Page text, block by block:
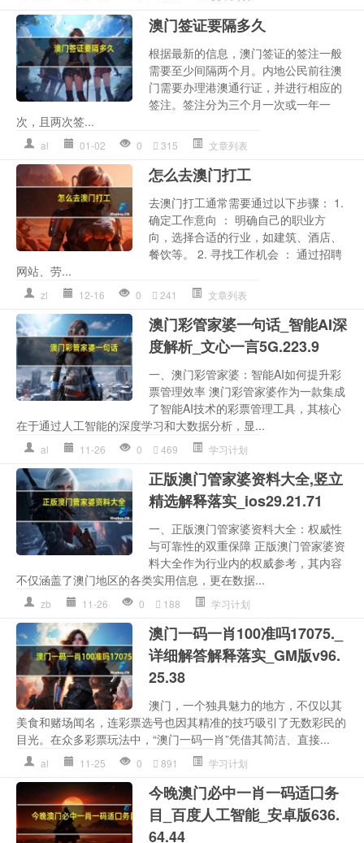
澳门签证要隔多久
根据最新的信息，澳门签证的签注一般
需要至少间隔两个月。内地公民前往澳
门需要办理港澳通行证，并进行相应的
签注。签注分为三个月一次或一年一
次，且两次签...
al 01-02 0 315 文章列表
怎么去澳门打工
去澳门打工通常需要通过以下步骤： 1.
确定工作意向 ： 明确自己的职业方
向，选择合适的行业，如建筑、酒店、
餐饮等。 2. 寻找工作机会 ： 通过招聘
网站、劳...
zl 12-16 0 241 文章列表
澳门彩管家婆一句话_智能AI深
度解析_文心一言5G.223.9
一、澳门彩管家婆：智能AI如何提升彩
票管理效率 澳门彩管家婆作为一款集成
了智能AI技术的彩票管理工具，其核心
在于通过人工智能的深度学习和大数据分析，显...
al 11-26 0 469 学习计划
正版澳门管家婆资料大全,竖立
精选解释落实_ios29.21.71
一、正版澳门管家婆资料大全：权威性
与可靠性的双重保障 正版澳门管家婆资
料大全作为行业内的权威参考，其内容
不仅涵盖了澳门地区的各类实用信息，更在数据...
zb 11-26 0 188 学习计划
澳门一码一肖100准吗17075._
详细解答解释落实_GM版v96.
25.38
澳门，一个独具魅力的地方，不仅以其
美食和赌场闻名，连彩票选号也因其精准的技巧吸引了无数彩民的
目光。在众多彩票玩法中，“澳门一码一肖”凭借其简洁、直接...
al 11-25 0 891 学习计划
今晚澳门必中一肖一码适囗务
目_百度人工智能_安卓版636.
64.44